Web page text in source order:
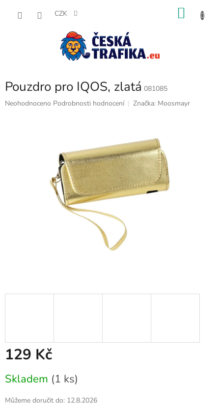
CZK
Pouzdro pro IQOS, zlatá 081085
Průměrné
Neohodnoceno Podrobnosti hodnocení Značka: Moosmayr
129 Kč
cena:
Skladem (1 ks)
Můžeme doručit do: 12.8.2026